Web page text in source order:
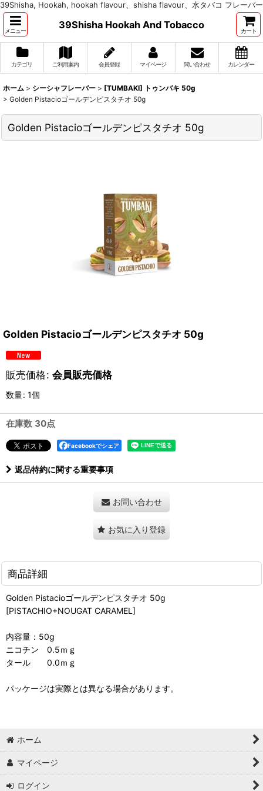
39Shisha, Hookah, hookah flavour、shisha flavour、水タバコ フレーバー
メニュー
39Shisha Hookah And Tobacco
カート
カテゴリ ご利用案内 会員登録 マイページ 問い合わせ カレンダー
ホーム > シーシャフレーバー > [TUMBAKI] トゥンバキ 50g
> Golden Pistacioゴールデンピスタチオ 50g
Golden Pistacioゴールデンピスタチオ 50g
Golden Pistacioゴールデンピスタチオ 50g
販売価格: 会員販売価格
数量: 1個
在庫数 30点
Facebookでシェア
返品特約に関する重要事項
お問い合わせ
お気に入り登録
商品詳細
Golden Pistacioゴールデンピスタチオ 50g
[PISTACHIO+NOUGAT CARAMEL]
内容量：50g
ニコチン 0.5ｍｇ
タール 0.0ｍｇ
パッケージは実際とは異なる場合があります。
ホーム
マイページ
ログイン